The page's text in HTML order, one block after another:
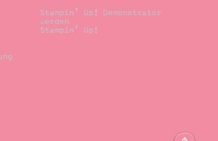
Stampin’ Up! Demonstrator
werden
Stampin’ Up!